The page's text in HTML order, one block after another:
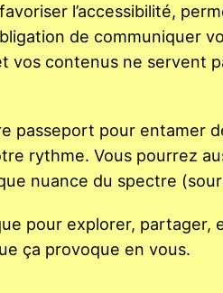
l’accessibilité,
de communiquer
vos contenus ne servent
passeport pour entamer
rythme. Vous pourrez
nuance du spectre
pour explorer,
ça provoque en vous.